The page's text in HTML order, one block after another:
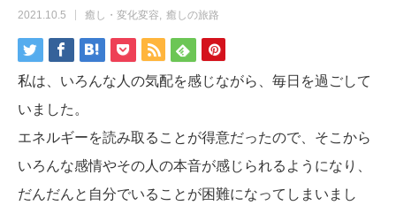
2021.10.5 癒し・変化変容 癒しの旅路
私は、いろんな人の気配を感じながら、毎日を過ごして
いました。
エネルギーを読み取ることが得意だったので、そこから
いろんな感情やその人の本音が感じられるようになり、
だんだんと自分でいることが困難になってしまいまし